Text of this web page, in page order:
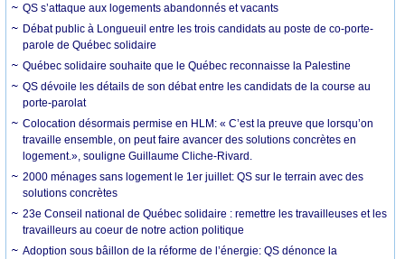
QS s’attaque aux logements abandonnés et vacants
Débat public à Longueuil entre les trois candidats au poste de co-porte-
parole de Québec solidaire
Québec solidaire souhaite que le Québec reconnaisse la Palestine
QS dévoile les détails de son débat entre les candidats de la course au
porte-parolat
Colocation désormais permise en HLM: « C’est la preuve que lorsqu’on
travaille ensemble, on peut faire avancer des solutions concrètes en
logement.», souligne Guillaume Cliche-Rivard.
2000 ménages sans logement le 1er juillet: QS sur le terrain avec des
solutions concrètes
23e Conseil national de Québec solidaire : remettre les travailleuses et les
travailleurs au coeur de notre action politique
Adoption sous bâillon de la réforme de l’énergie: QS dénonce la